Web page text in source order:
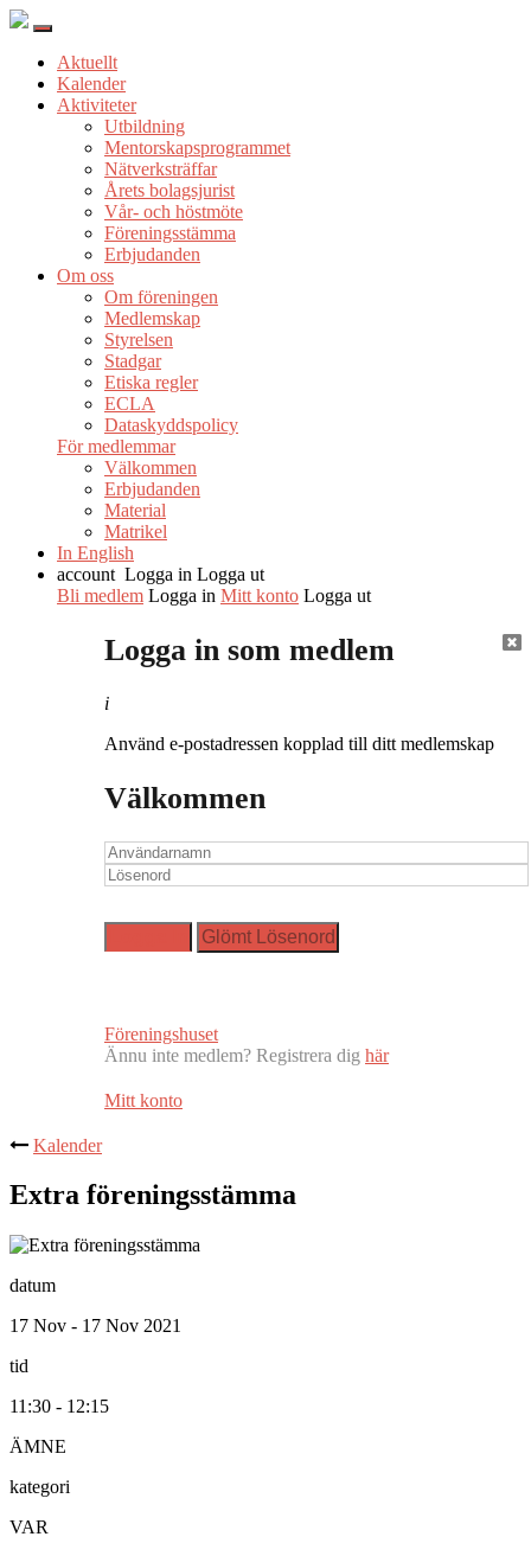
Aktuellt
Kalender
Aktiviteter
Utbildning
Mentorskapsprogrammet
Nätverksträffar
Årets bolagsjurist
Vår- och höstmöte
Föreningsstämma
Erbjudanden
Om oss
Om föreningen
Medlemskap
Styrelsen
Stadgar
Etiska regler
ECLA
Dataskyddspolicy
För medlemmar
Välkommen
Erbjudanden
Material
Matrikel
In English
account Logga in Logga ut
Bli medlem Logga in Mitt konto Logga ut
Logga in som medlem
i
Använd e-postadressen kopplad till ditt medlemskap
Välkommen
Föreningshuset
Ännu inte medlem? Registrera dig här
Mitt konto
Kalender
Extra föreningsstämma
datum
17 Nov - 17 Nov 2021
tid
11:30 - 12:15
ÄMNE
kategori
VAR